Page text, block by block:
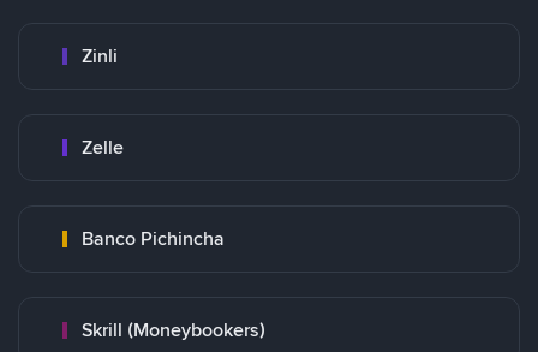
Zinli
Zelle
Banco Pichincha
Skrill (Moneybookers)